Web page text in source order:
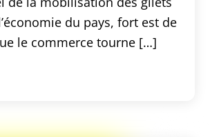
du pays, fort est de
le commerce tourne […]